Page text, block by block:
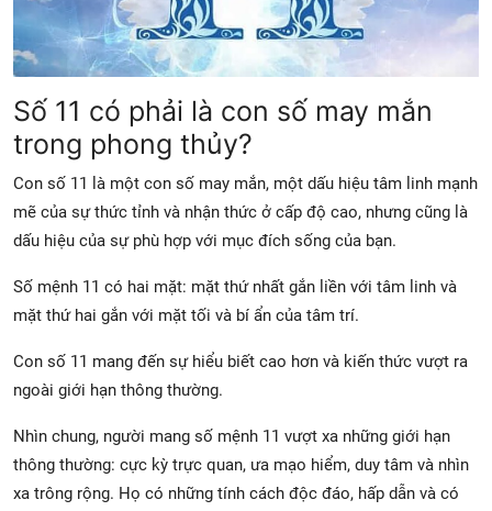
Số 11 có phải là con số may mắn
trong phong thủy?
Con số 11 là một con số may mắn, một dấu hiệu tâm linh mạnh
mẽ của sự thức tỉnh và nhận thức ở cấp độ cao, nhưng cũng là
dấu hiệu của sự phù hợp với mục đích sống của bạn.
Số mệnh 11 có hai mặt: mặt thứ nhất gắn liền với tâm linh và
mặt thứ hai gắn với mặt tối và bí ẩn của tâm trí.
Con số 11 mang đến sự hiểu biết cao hơn và kiến thức vượt ra
ngoài giới hạn thông thường.
Nhìn chung, người mang số mệnh 11 vượt xa những giới hạn
thông thường: cực kỳ trực quan, ưa mạo hiểm, duy tâm và nhìn
xa trông rộng. Họ có những tính cách độc đáo, hấp dẫn và có